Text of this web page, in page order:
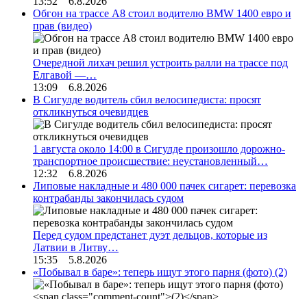
Обгон на трассе А8 стоил водителю BMW 1400 евро и
прав (видео)
Очередной лихач решил устроить ралли на трассе под
Елгавой —…
13:09 6.8.2026
В Сигулде водитель сбил велосипедиста: просят
откликнуться очевидцев
1 августа около 14:00 в Сигулде произошло дорожно-
транспортное происшествие: неустановленный…
12:32 6.8.2026
Липовые накладные и 480 000 пачек сигарет: перевозка
контрабанды закончилась судом
Перед судом предстанет дуэт дельцов, которые из
Латвии в Литву…
15:35 5.8.2026
«Побывал в баре»: теперь ищут этого парня (фото) (2)